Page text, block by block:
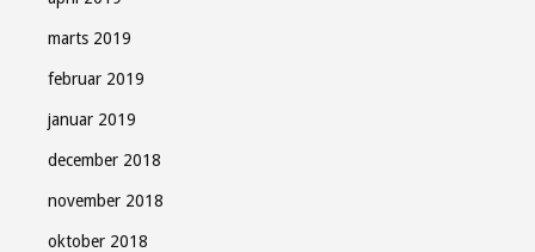
marts 2019
februar 2019
januar 2019
december 2018
november 2018
oktober 2018